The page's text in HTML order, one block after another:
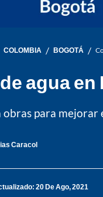
COLOMBIA / BOGOTÁ /
agua
obras para mejorar
Caracol
20 De Ago, 2021